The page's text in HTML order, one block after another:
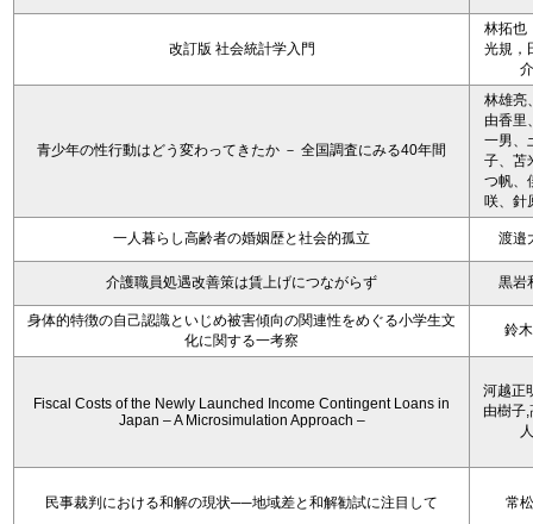
改訂版 社会統計学入門
林拓也
光規，
介
青少年の性行動はどう変わってきたか － 全国調査にみる40年間
林雄亮
由香里
一男、
子、苫
つ帆、
咲、針
一人暮らし高齢者の婚姻歴と社会的孤立 渡邉
介護職員処遇改善策は賃上げにつながらず 黒岩
身体的特徴の自己認識といじめ被害傾向の関連性をめぐる小学生文
化に関する一考察
鈴
Fiscal Costs of the Newly Launched Income Contingent Loans in
Japan – A Microsimulation Approach –
河越正
由樹子
人
民事裁判における和解の現状──地域差と和解勧試に注目して 常